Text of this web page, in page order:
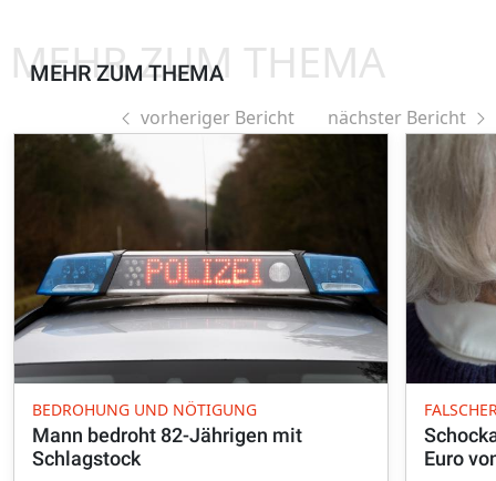
MEHR ZUM THEMA
MEHR ZUM THEMA
vorheriger Bericht nächster Bericht
BEDROHUNG UND NÖTIGUNG
Mann bedroht 82-Jährigen mit
Schlagstock
Euro